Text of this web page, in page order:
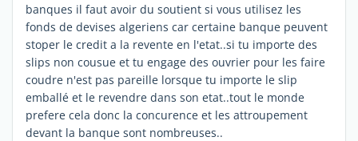
banques il faut avoir du soutient si vous utilisez les
fonds de devises algeriens car certaine banque peuvent
stoper le credit a la revente en l'etat..si tu importe des
slips non cousue et tu engage des ouvrier pour les faire
coudre n'est pas pareille lorsque tu importe le slip
emballé et le revendre dans son etat..tout le monde
prefere cela donc la concurence et les attroupement
devant la banque sont nombreuses..